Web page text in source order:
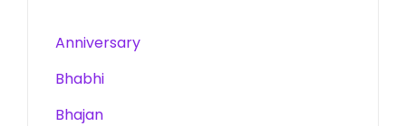
Anniversary
Bhabhi
Bhajan